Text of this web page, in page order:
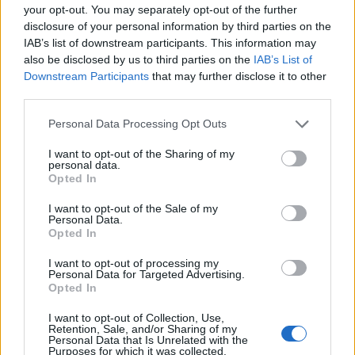
your opt-out. You may separately opt-out of the further
disclosure of your personal information by third parties on the
IAB’s list of downstream participants. This information may
also be disclosed by us to third parties on the IAB’s List of
Downstream Participants that may further disclose it to other
Personal Data Processing Opt Outs
I want to opt-out of the Sharing of my
personal data.
Opted In
I want to opt-out of the Sale of my
Personal Data.
Opted In
I want to opt-out of processing my
Personal Data for Targeted Advertising.
Opted In
I want to opt-out of Collection, Use,
Retention, Sale, and/or Sharing of my
Personal Data that Is Unrelated with the
Purposes for which it was collected.
σημείο να σκοτώσει την οικογένεια του
07/08/2026 12:29